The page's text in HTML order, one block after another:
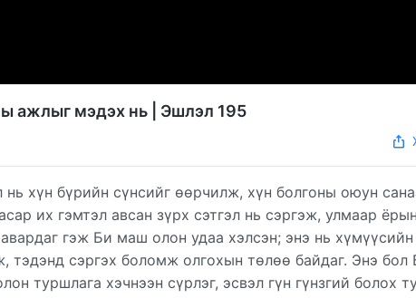
ажлыг мэдэх нь | Эшлэл 195
хүн бүрийн сүнсийг өөрчилж, хүн болгоны оюун
их гэмтэл авсан зүрх сэтгэл нь сэргэж, улмаар
авардаг гэж Би маш олон удаа хэлсэн; энэ нь
тэдэнд сэргэх боломж олгохын төлөө байдаг. Энэ бол
туршлага хэчнээн сүрлэг, эсвэл гүн гүнзгий болох